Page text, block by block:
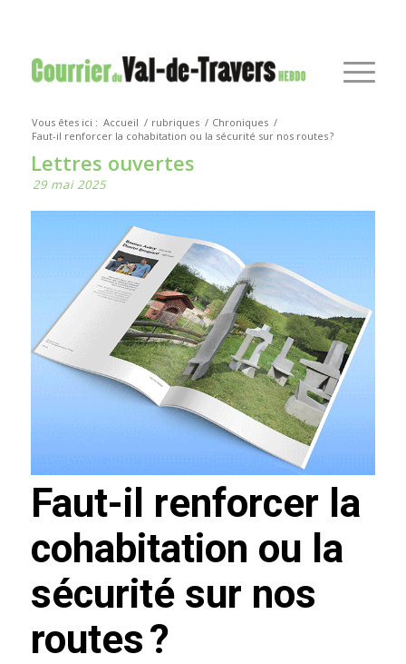
Vous êtes ici : Accueil / rubriques / Chroniques /
Faut-il renforcer la cohabitation ou la sécurité sur nos routes ?
Lettres ouvertes
29 mai 2025
Faut-il renforcer la
cohabitation ou la
sécurité sur nos
routes ?